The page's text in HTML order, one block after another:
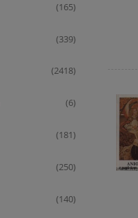
(165)
(339)
(2418)
(6)
(181)
(250)
(140)